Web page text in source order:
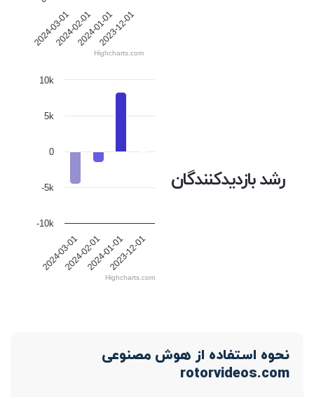
2024-03-012024-02-012024-01-012023-12-01
Highcharts.com
رشد بازدیدکنندگان
2024-03-012024-02-012024-01-012023-12-01
-10k
-5k
0
5k
10k
Highcharts.com
نحوه استفاده از هوش مصنوعی
rotorvideos.com